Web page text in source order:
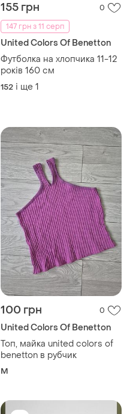
155 грн
0
147 грн з 11 серп
United Colors Of Benetton
Футболка на хлопчика 11-12
років 160 см
152 і ще 1
100 грн 0
United Colors Of Benetton
Топ, майка united colors of
benetton в рубчик
M